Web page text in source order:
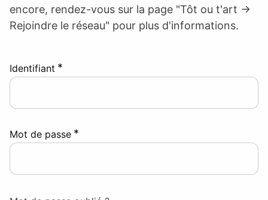
encore, rendez-vous sur la page "Tôt ou t'art ->
Rejoindre le réseau" pour plus d'informations.
Identifiant *
Mot de passe *